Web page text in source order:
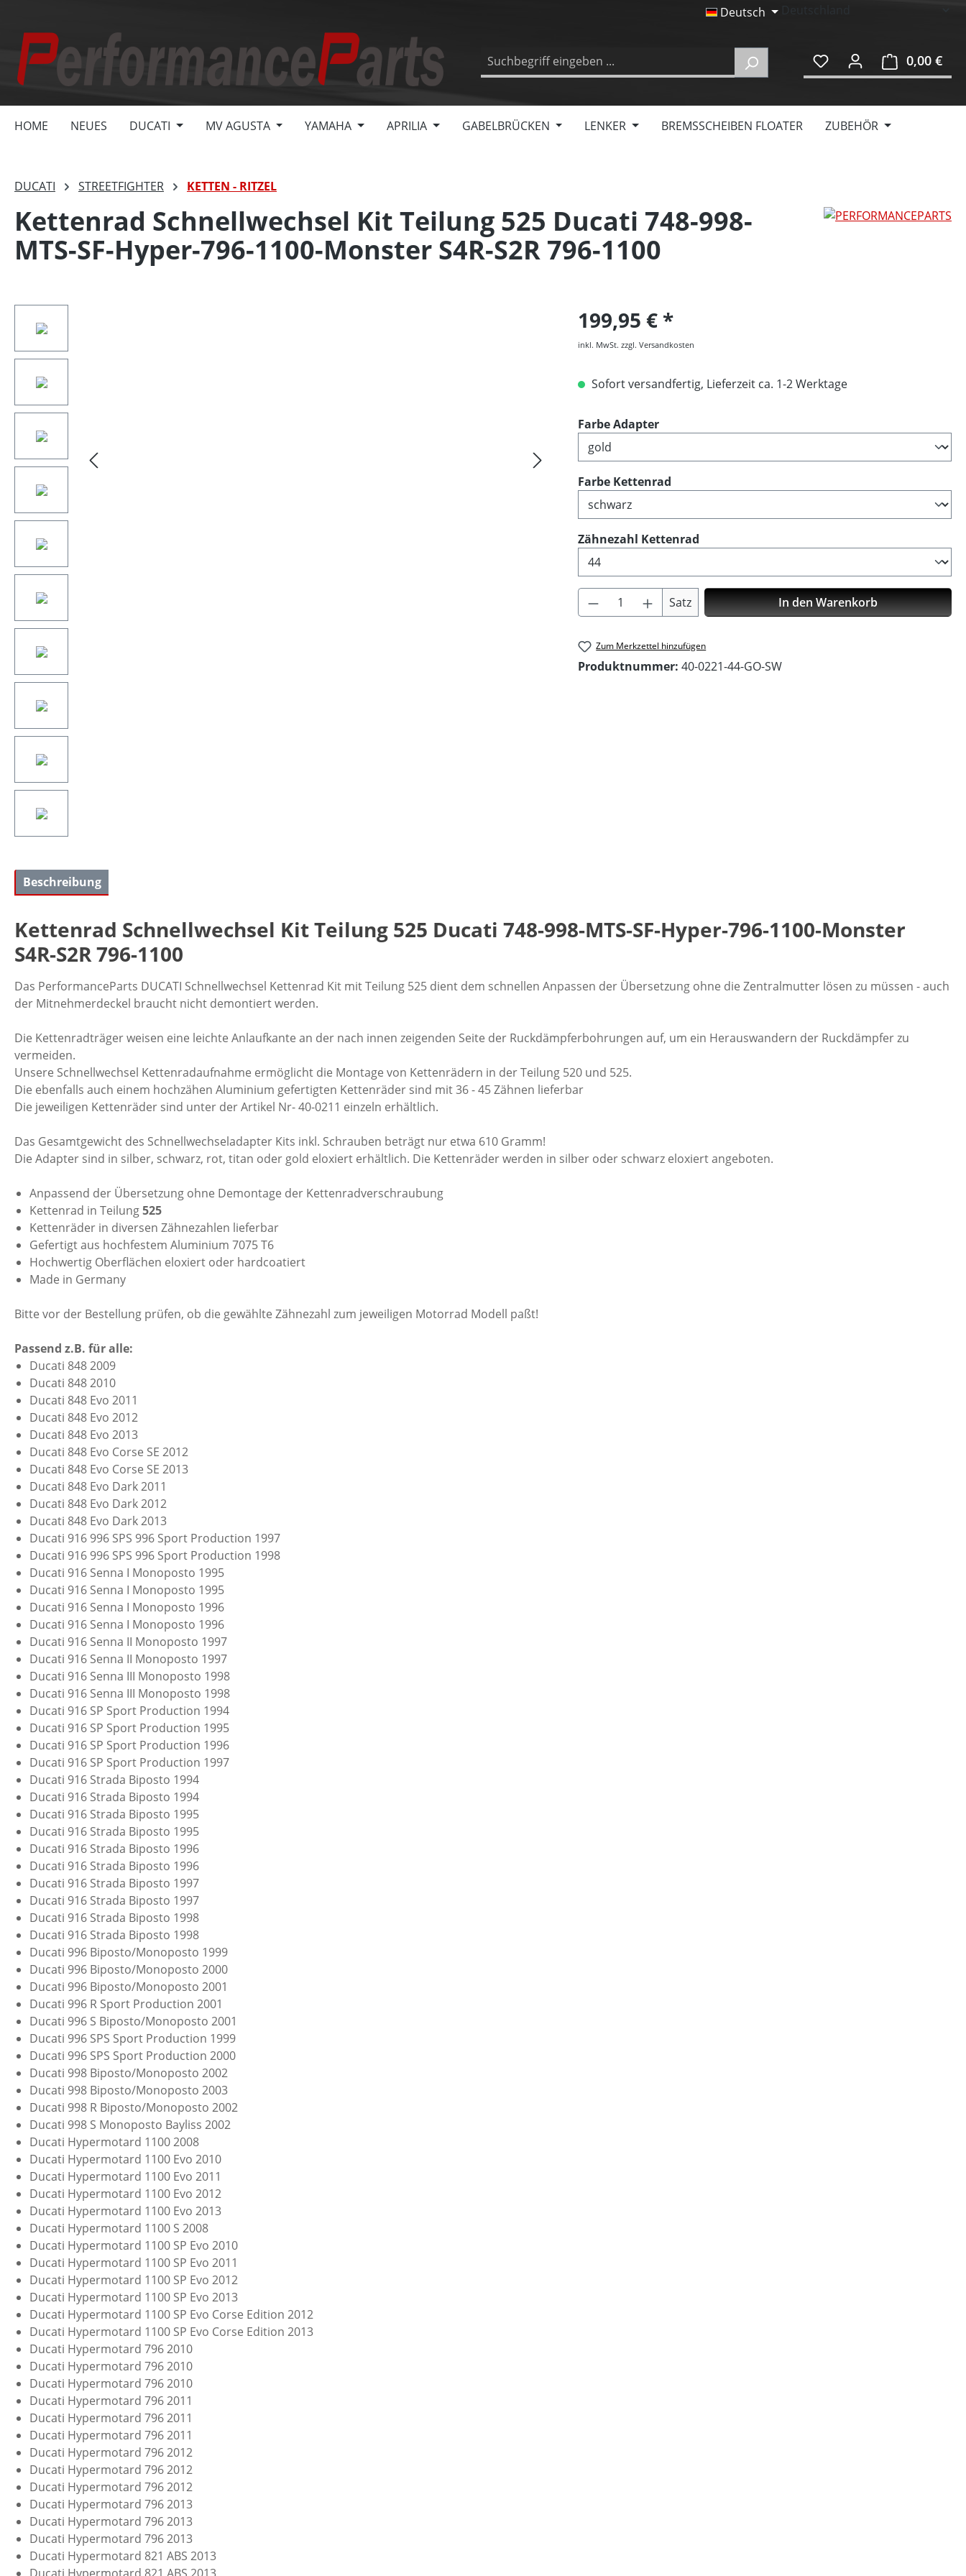
Deutsch
0,00 €
HOME NEUES DUCATI MV AGUSTA YAMAHA APRILIA GABELBRÜCKEN LENKER BREMSSCHEIBEN FLOATER ZUBEHÖR
DUCATI STREETFIGHTER KETTEN - RITZEL
Kettenrad Schnellwechsel Kit Teilung 525 Ducati 748-998-
MTS-SF-Hyper-796-1100-Monster S4R-S2R 796-1100
199,95 €
inkl. MwSt. zzgl. Versandkosten
Sofort versandfertig, Lieferzeit ca. 1-2 Werktage
Farbe Adapterauswählen
Farbe Kettenrad
Zähnezahl Kettenrad
Produkt Anzahl: Gib den gewünschten Wert
Satz In den Warenkorb
Zum Merkzettel hinzufügen
Produktnummer: 40-0221-44-GO-SW
Beschreibung
Kettenrad Schnellwechsel Kit Teilung 525 Ducati 748-998-MTS-SF-Hyper-796-1100-Monster
S4R-S2R 796-1100
Das PerformanceParts DUCATI Schnellwechsel Kettenrad Kit mit Teilung 525 dient dem schnellen Anpassen der Übersetzung ohne die Zentralmutter lösen zu müssen - auch
der Mitnehmerdeckel braucht nicht demontiert werden.
Die Kettenradträger weisen eine leichte Anlaufkante an der nach innen zeigenden Seite der Ruckdämpferbohrungen auf, um ein Herauswandern der Ruckdämpfer zu
vermeiden.
Unsere Schnellwechsel Kettenradaufnahme ermöglicht die Montage von Kettenrädern in der Teilung 520 und 525.
Die ebenfalls auch einem hochzähen Aluminium gefertigten Kettenräder sind mit 36 - 45 Zähnen lieferbar
Die jeweiligen Kettenräder sind unter der Artikel Nr- 40-0211 einzeln erhältlich.
Das Gesamtgewicht des Schnellwechseladapter Kits inkl. Schrauben beträgt nur etwa 610 Gramm!
Die Adapter sind in silber, schwarz, rot, titan oder gold eloxiert erhältlich. Die Kettenräder werden in silber oder schwarz eloxiert angeboten.
Anpassend der Übersetzung ohne Demontage der Kettenradverschraubung
Kettenrad in Teilung525
Kettenräder in diversen Zähnezahlen lieferbar
Gefertigt aus hochfestem Aluminium 7075 T6
Hochwertig Oberflächen eloxiert oder hardcoatiert
Made in Germany
Bitte vor der Bestellung prüfen, ob die gewählte Zähnezahl zum jeweiligen Motorrad Modell paßt!
Passend z.B. für alle:
Ducati 848 2009
Ducati 848 2010
Ducati 848 Evo 2011
Ducati 848 Evo 2012
Ducati 848 Evo 2013
Ducati 848 Evo Corse SE 2012
Ducati 848 Evo Corse SE 2013
Ducati 848 Evo Dark 2011
Ducati 848 Evo Dark 2012
Ducati 848 Evo Dark 2013
Ducati 916 996 SPS 996 Sport Production 1997
Ducati 916 996 SPS 996 Sport Production 1998
Ducati 916 Senna I Monoposto 1995
Ducati 916 Senna I Monoposto 1995
Ducati 916 Senna I Monoposto 1996
Ducati 916 Senna I Monoposto 1996
Ducati 916 Senna II Monoposto 1997
Ducati 916 Senna II Monoposto 1997
Ducati 916 Senna III Monoposto 1998
Ducati 916 Senna III Monoposto 1998
Ducati 916 SP Sport Production 1994
Ducati 916 SP Sport Production 1995
Ducati 916 SP Sport Production 1996
Ducati 916 SP Sport Production 1997
Ducati 916 Strada Biposto 1994
Ducati 916 Strada Biposto 1994
Ducati 916 Strada Biposto 1995
Ducati 916 Strada Biposto 1995
Ducati 916 Strada Biposto 1996
Ducati 916 Strada Biposto 1996
Ducati 916 Strada Biposto 1997
Ducati 916 Strada Biposto 1997
Ducati 916 Strada Biposto 1998
Ducati 916 Strada Biposto 1998
Ducati 996 Biposto/Monoposto 1999
Ducati 996 Biposto/Monoposto 2000
Ducati 996 Biposto/Monoposto 2001
Ducati 996 R Sport Production 2001
Ducati 996 S Biposto/Monoposto 2001
Ducati 996 SPS Sport Production 1999
Ducati 996 SPS Sport Production 2000
Ducati 998 Biposto/Monoposto 2002
Ducati 998 Biposto/Monoposto 2003
Ducati 998 R Biposto/Monoposto 2002
Ducati 998 S Monoposto Bayliss 2002
Ducati Hypermotard 1100 2008
Ducati Hypermotard 1100 Evo 2010
Ducati Hypermotard 1100 Evo 2011
Ducati Hypermotard 1100 Evo 2012
Ducati Hypermotard 1100 Evo 2013
Ducati Hypermotard 1100 S 2008
Ducati Hypermotard 1100 SP Evo 2010
Ducati Hypermotard 1100 SP Evo 2011
Ducati Hypermotard 1100 SP Evo 2012
Ducati Hypermotard 1100 SP Evo 2013
Ducati Hypermotard 1100 SP Evo Corse Edition 2012
Ducati Hypermotard 1100 SP Evo Corse Edition 2013
Ducati Hypermotard 796 2010
Ducati Hypermotard 796 2010
Ducati Hypermotard 796 2010
Ducati Hypermotard 796 2011
Ducati Hypermotard 796 2011
Ducati Hypermotard 796 2011
Ducati Hypermotard 796 2012
Ducati Hypermotard 796 2012
Ducati Hypermotard 796 2012
Ducati Hypermotard 796 2013
Ducati Hypermotard 796 2013
Ducati Hypermotard 796 2013
Ducati Hypermotard 821 ABS 2013